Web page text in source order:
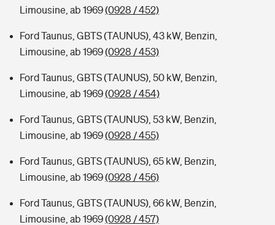
Limousine, ab 1969(0928 / 452)
Ford Taunus, GBTS (TAUNUS), 43 kW, Benzin,
Limousine, ab 1969(0928 / 453)
Ford Taunus, GBTS (TAUNUS), 50 kW, Benzin,
Limousine, ab 1969(0928 / 454)
Ford Taunus, GBTS (TAUNUS), 53 kW, Benzin,
Limousine, ab 1969(0928 / 455)
Ford Taunus, GBTS (TAUNUS), 65 kW, Benzin,
Limousine, ab 1969(0928 / 456)
Ford Taunus, GBTS (TAUNUS), 66 kW, Benzin,
Limousine, ab 1969(0928 / 457)